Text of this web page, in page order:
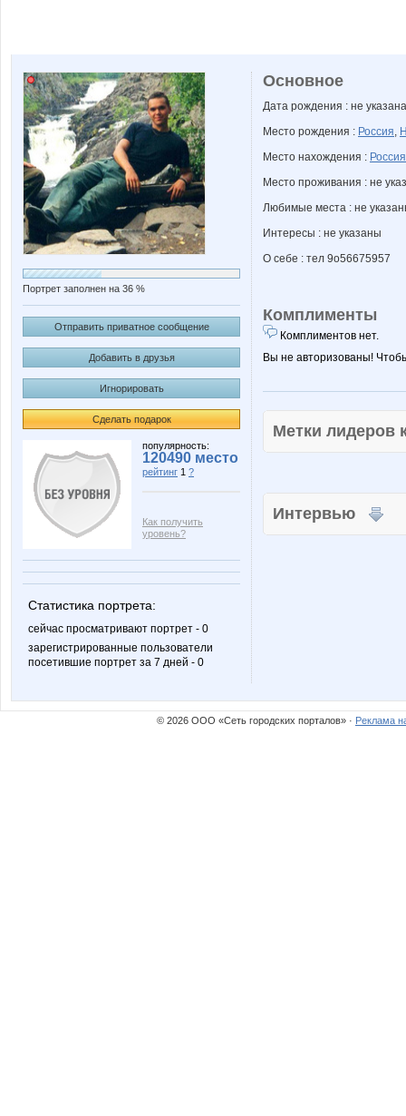
Портрет заполнен на 36 %
Отправить приватное сообщение
Добавить в друзья
Игнорировать
Сделать подарок
популярность:
120490 место
рейтинг 1 ?
Как получить
уровень?
Статистика портрета:
сейчас просматривают портрет - 0
зарегистрированные пользователи
посетившие портрет за 7 дней - 0
Основное
Дата рождения : не указана
Место рождения : Россия,
Место нахождения : Россия
Место проживания : не
Любимые места : не
Интересы : не указаны
О себе : тел 9о56675957
Комплименты
Комплиментов нет.
Вы не авторизованы!
Метки
Интервью
© 2026 ООО «Сеть городских порталов» · Реклама